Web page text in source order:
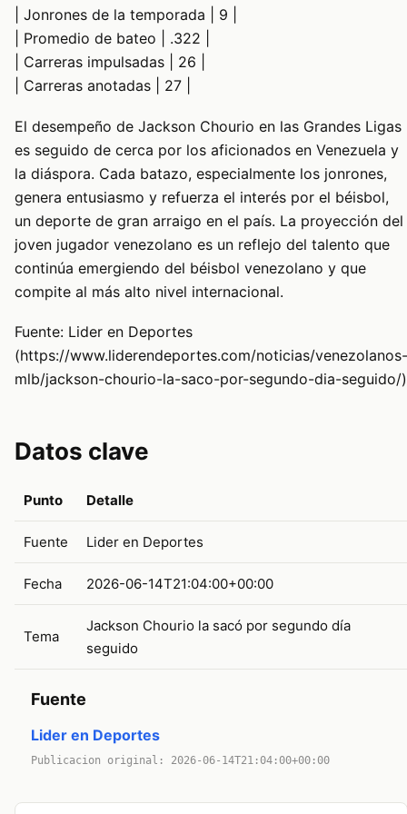
| Jonrones de la temporada | 9 |
| Promedio de bateo | .322 |
| Carreras impulsadas | 26 |
| Carreras anotadas | 27 |
El desempeño de Jackson Chourio en las Grandes Ligas
es seguido de cerca por los aficionados en Venezuela y
la diáspora. Cada batazo, especialmente los jonrones,
genera entusiasmo y refuerza el interés por el béisbol,
un deporte de gran arraigo en el país. La proyección del
joven jugador venezolano es un reflejo del talento que
continúa emergiendo del béisbol venezolano y que
compite al más alto nivel internacional.
Fuente: Lider en Deportes
(https://www.liderendeportes.com/noticias/venezolanos-
mlb/jackson-chourio-la-saco-por-segundo-dia-seguido/)
Datos clave
Punto Detalle
Fuente Lider en Deportes
Fecha 2026-06-14T21:04:00+00:00
Tema
Jackson Chourio la sacó por segundo día
seguido
Fuente
Lider en Deportes
Publicacion original: 2026-06-14T21:04:00+00:00